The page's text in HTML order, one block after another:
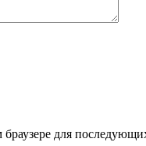
для